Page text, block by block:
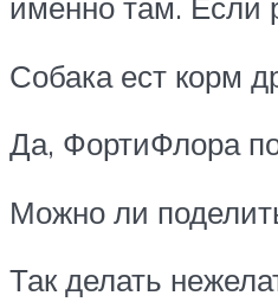
Собака ест корм
Да, ФортиФлора
Можно ли
Так делать